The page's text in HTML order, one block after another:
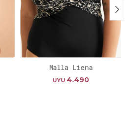
Malla Liena
UYU 4.490